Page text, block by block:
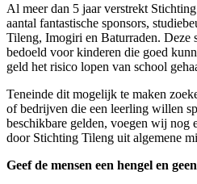
Al meer dan 5 jaar verstrekt
aantal fantastische sponsors,
Tileng, Imogiri en Baturraden. Deze
bedoeld voor kinderen die goed
geld het risico lopen van school
Teneinde dit mogelijk te maken
of bedrijven die een leerling willen
beschikbare gelden, voegen wij nog
door Stichting Tileng uit algemene
Geef de mensen een hengel en